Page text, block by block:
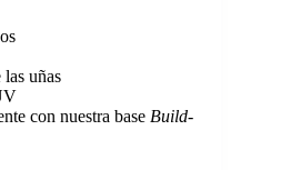
las uñas
con nuestra base Build-